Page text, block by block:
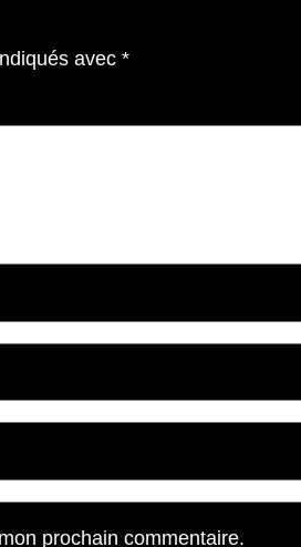
avec *
prochain commentaire.